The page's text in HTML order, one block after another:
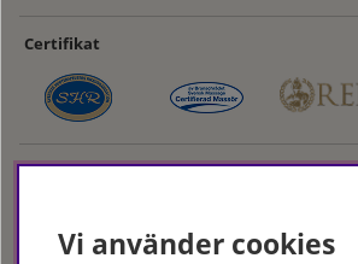
Certifikat
Vi använder cookies